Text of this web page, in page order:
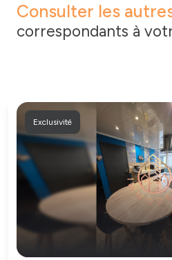
Consulter les
correspondants à
Exclusivité